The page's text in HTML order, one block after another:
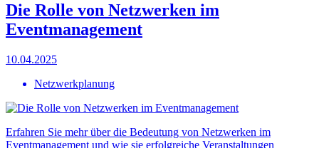
Die Rolle von Netzwerken im
Eventmanagement
10.04.2025
Netzwerkplanung
Erfahren Sie mehr über die Bedeutung von Netzwerken im
Eventmanagement und wie sie erfolgreiche Veranstaltungen